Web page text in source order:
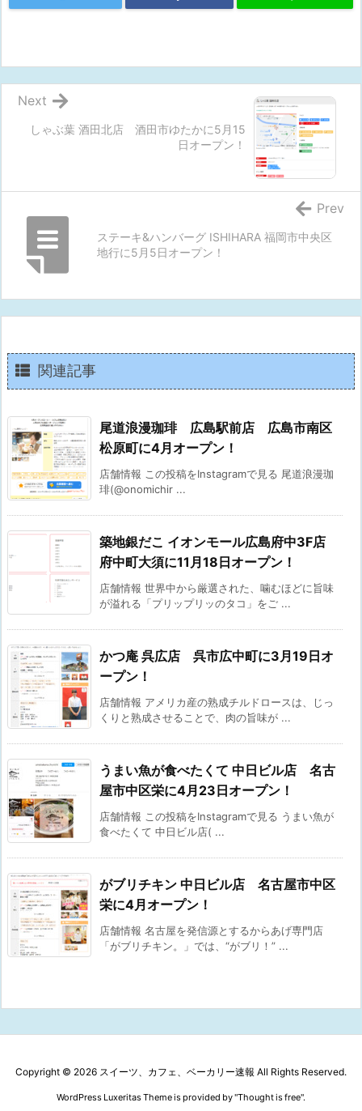
しゃぶ葉 酒田北店 酒田市ゆたかに5月15
日オープン！
Next
ステーキ&ハンバーグ ISHIHARA 福岡市中央区
地行に5月5日オープン！
Prev
関連記事
尾道浪漫珈琲 広島駅前店 広島市南区
松原町に4月オープン！
店舗情報 この投稿をInstagramで見る 尾道浪漫珈
琲(@onomichir ...
築地銀だこ イオンモール広島府中3F店
府中町大須に11月18日オープン！
店舗情報 世界中から厳選された、噛むほどに旨味
が溢れる「プリップリッのタコ」をご ...
かつ庵 呉広店 呉市広中町に3月19日オ
ープン！
店舗情報 アメリカ産の熟成チルドロースは、じっ
くりと熟成させることで、肉の旨味が ...
うまい魚が食べたくて 中日ビル店 名古
屋市中区栄に4月23日オープン！
店舗情報 この投稿をInstagramで見る うまい魚が
食べたくて 中日ビル店( ...
がブリチキン 中日ビル店 名古屋市中区
栄に4月オープン！
店舗情報 名古屋を発信源とするからあげ専門店
「がブリチキン。」では、“がブリ！” ...
Copyright © 2026 スイーツ、カフェ、ベーカリー速報 All Rights Reserved.
WordPress Luxeritas Theme is provided by "Thought is free".